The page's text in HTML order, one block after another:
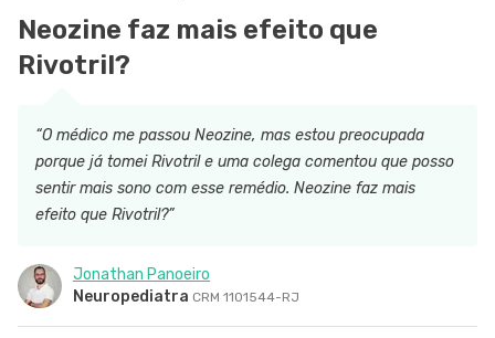
NUTRIÇÃO
GRAVIDEZ
BEM-ESTAR
Neozine faz mais efeito que
Rivotril?
“O médico me passou Neozine, mas estou preocupada
porque já tomei Rivotril e uma colega comentou que posso
sentir mais sono com esse remédio. Neozine faz mais
efeito que Rivotril?”
Jonathan Panoeiro
Neuropediatra CRM 1101544-RJ